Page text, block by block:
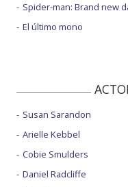
Spider-man: Brand new
El último mono
Susan Sarandon
Arielle Kebbel
Cobie Smulders
Daniel Radcliffe